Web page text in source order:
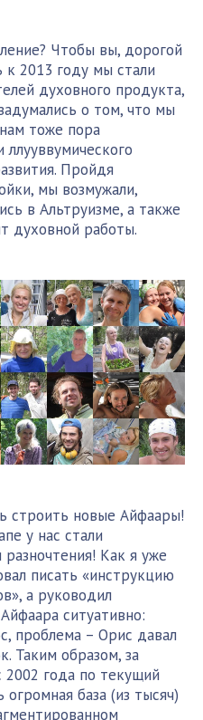
Чтобы вы, дорогой
к 2013 году мы стали
духовного продукта,
о том, что мы
тоже пора
Пройдя
мы возмужали,
в Альтруизме, а также
духовной работы.
строить новые Айфаары!
у нас стали
разночтения! Как я уже
писать «инструкцию
а руководил
ситуативно:
проблема – Орис давал
Таким образом, за
года по текущий
база (из тысяч)